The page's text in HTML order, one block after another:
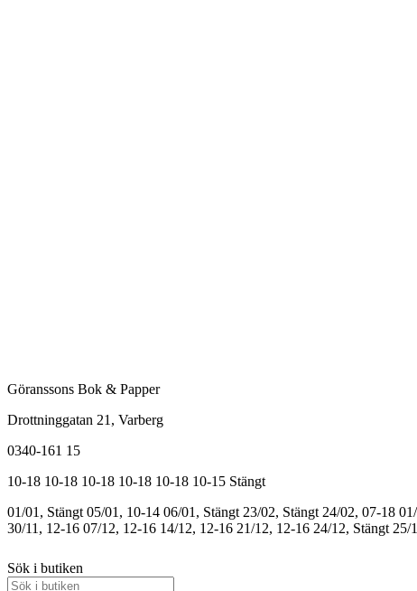
Göranssons Bok & Papper
Drottninggatan 21 , Varberg
0340-161 15
10-18 10-18 10-18 10-18 10-18 10-15 Stängt
01/01, Stängt 05/01, 10-14 06/01, Stängt 23/02, Stängt 24/02, 07-18
30/11, 12-16 07/12, 12-16 14/12, 12-16 21/12, 12-16 24/12, Stängt 25/
Sök i butiken